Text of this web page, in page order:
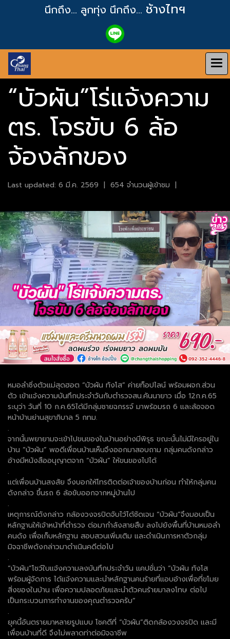
นึกถึง... ลูกทุ่ง นึกถึง... ช้างไทฯ
“บัวผัน”โร่แจ้งความ
ตร. โจรขับ 6 ล้อ
จ้องลักของ
Last updated: 6 มี.ค. 2569 | 654 จำนวนผู้เข้าชม |
หมอลำซิ่งตัวแม่สุดฮอต “บัวผัน ทังโส” ค่ายท็อปไลน์ พร้อมผจก.ส่วน
ตัว เข้าแจ้งความบันทึกประจำวันกับตำรวจสน.คันนายาว เมื่อ 12ก.ค.65
ระบุว่า วันที่ 10 ก.ค.65ได้มีกลุ่มชายฉกรรจ์ มาพร้อมรถ 6 และล้อจอด
หน้าบ้านย่านสุขาภิบาล 5 กทม.
.
จากนั้นพยายามจะเข้าไปขนของในบ้านอย่างมีพิรุธ ขณะนั้นไม่มีใครอยู่ใน
บ้าน “บัวผัน” พอดีเพื่อนบ้านเห็นจึงออกมาสอบถาม กลุ่มคนดังกล่าว
อ้างมีหนังสืออนุญาตจาก “บัวผัน” ให้ขนของไปได้
.
แต่เพื่อนบ้านสงสัย จึงบอกให้โทรติดต่อเจ้าของบ้านก่อน ทำให้กลุ่มคน
ดังกล่าว ขึ้นรถ 6 ล้อขับออกจากหมู่บ้านไป
.
เหตุการณ์ดังกล่าว กล้องวงจรปิดจับไว้ได้ชัดเจน “บัวผัน”จึงมอบเป็น
หลักฐานให้เจ้าหน้าที่ตำรวจ ต่อมากำลังสายสืบ ลงไปยังพื้นที่บ้านหมอลำ
คนดัง เพื่อเก็บหลักฐาน สอบสวนเพิ่มเติม และดำเนินการหาตัวกลุ่ม
มิจฉาชีพดังกล่าวมาดำเนินคดีต่อไป
.
“บัวผัน”โชว์ใบแจ้งความลงบันทึกประจำวัน แคปชั่นว่า “บัวผัน ทังโส
พร้อมผู้จัดการ ได้แจ้งความและนำหลักฐานคนร้ายที่แอบอ้างเพื่อที่ขโมย
สิ่งของในบ้าน เพื่อความปลอดภัยและนำตัวคนร้ายมาลงโทษ ต่อไป
เป็นกระบวนการทำงานของคุณตำรวจครับ”
.
ยุคนี้อันตรายมาหลายรูปแบบ โชคดีที่ “บัวผัน”ติดกล้องวงจรปิด และมี
เพื่อนบ้านที่ดี จึงไม่พลาดท่าต่อมิจฉาชีพ